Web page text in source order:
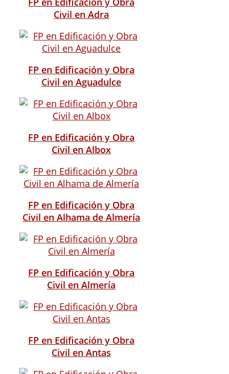
Civil en Adra
FP en Edificación y Obra
Civil en Aguadulce
FP en Edificación y Obra
Civil en Albox
FP en Edificación y Obra
Civil en Alhama de Almería
FP en Edificación y Obra
Civil en Almería
FP en Edificación y Obra
Civil en Antas